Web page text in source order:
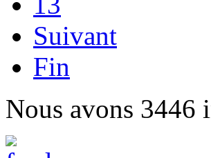
Suivant
Fin
Nous avons 3446